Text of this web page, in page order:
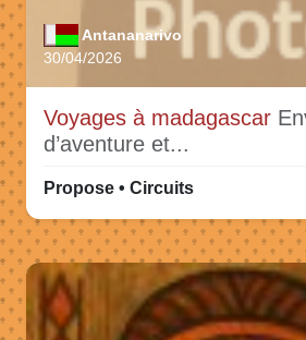
Antananarivo
30/04/2026
Voyages à madagascar
d’aventure et...
Propose • Circuits